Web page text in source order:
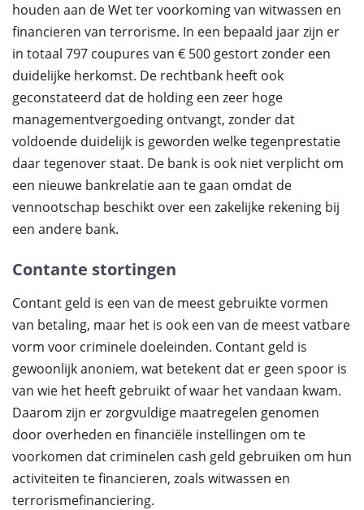
houden aan de Wet ter voorkoming van witwassen en
financieren van terrorisme. In een bepaald jaar zijn er
in totaal 797 coupures van € 500 gestort zonder een
duidelijke herkomst. De rechtbank heeft ook
geconstateerd dat de holding een zeer hoge
managementvergoeding ontvangt, zonder dat
voldoende duidelijk is geworden welke tegenprestatie
daar tegenover staat. De bank is ook niet verplicht om
een nieuwe bankrelatie aan te gaan omdat de
vennootschap beschikt over een zakelijke rekening bij
een andere bank.
Contante stortingen
Contant geld is een van de meest gebruikte vormen
van betaling, maar het is ook een van de meest vatbare
vorm voor criminele doeleinden. Contant geld is
gewoonlijk anoniem, wat betekent dat er geen spoor is
van wie het heeft gebruikt of waar het vandaan kwam.
Daarom zijn er zorgvuldige maatregelen genomen
door overheden en financiële instellingen om te
voorkomen dat criminelen cash geld gebruiken om hun
activiteiten te financieren, zoals witwassen en
terrorismefinanciering.